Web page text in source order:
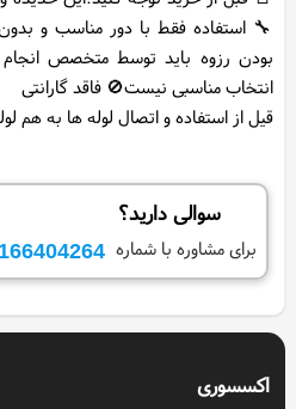
🔧 استفاده فقط با دور مناسب و
بودن رزوه باید توسط متخصص انجام
قیل از استفاده و اتصال لوله ها به هم
سوالی دارید؟
برای مشاوره با شماره
اکسسوری